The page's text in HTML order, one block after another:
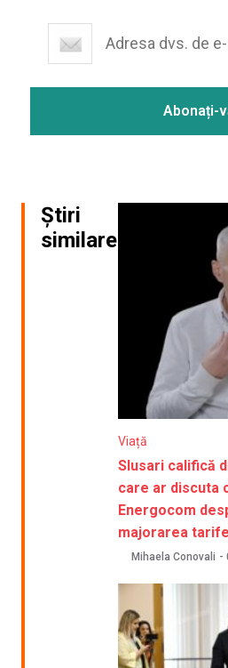
Știri
similare
Viață
Slusari califică
care ar discuta
Energocom
majorarea
Mihaela Conovali -